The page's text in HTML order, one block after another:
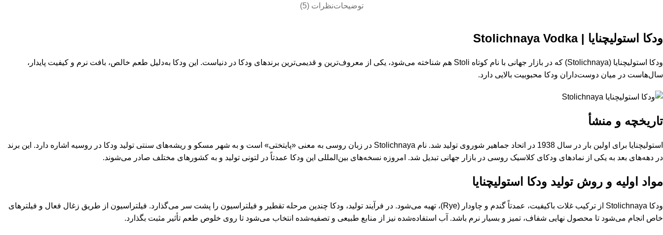
توضیحاتنظرات (5)
ودکا استولیچنایا | Stolichnaya Vodka
ودکا استولیچنایا (Stolichnaya) که در بازار جهانی با نام کوتاه Stoli هم شناخته می‌شود، یکی از معروف‌ترین و قدیمی‌ترین برندهای ودکا در دنیاست. این ودکا به‌دلیل طعم خالص، بافت نرم و کیفیت پایدار،
سال‌هاست در میان دوست‌داران ودکا محبوبیت بالایی دارد.
تاریخچه و منشأ
استولیچنایا برای اولین بار در سال 1938 در اتحاد جماهیر شوروی تولید شد. نام Stolichnaya در زبان روسی به معنی «پایتختی» است و به شهر مسکو و ریشه‌های سنتی تولید ودکا در روسیه اشاره دارد. این برند
در دهه‌های بعد به یکی از نمادهای ودکای کلاسیک روسی در بازار جهانی تبدیل شد. امروزه نسخه‌های بین‌المللی این ودکا عمدتاً در لتونی تولید و به کشورهای مختلف صادر می‌شوند.
مواد اولیه و روش تولید ودکا استولیچنایا
ودکا Stolichnaya از ترکیب غلات باکیفیت، عمدتاً گندم و چاودار (Rye)، تهیه می‌شود. در فرآیند تولید، ودکا چندین مرحله تقطیر و فیلتراسیون را پشت سر می‌گذارد. فیلتراسیون از طریق زغال فعال و فیلترهای
خاص انجام می‌شود تا محصول نهایی شفاف، تمیز و بسیار نرم باشد. آب استفاده‌شده نیز از منابع طبیعی و تصفیه‌شده انتخاب می‌شود تا روی خلوص طعم تأثیر مثبت بگذارد.